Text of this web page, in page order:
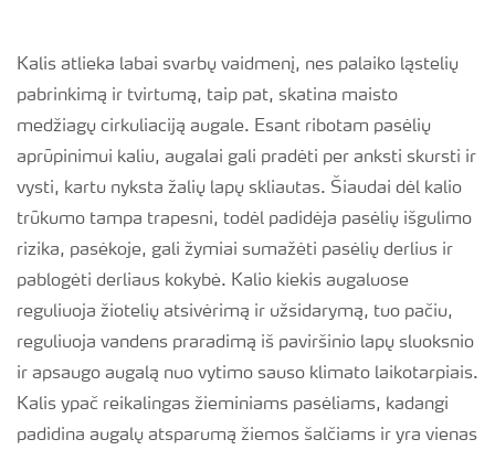
Kalis atlieka labai svarbų vaidmenį, nes palaiko ląstelių
pabrinkimą ir tvirtumą, taip pat, skatina maisto
medžiagų cirkuliaciją augale. Esant ribotam pasėlių
aprūpinimui kaliu, augalai gali pradėti per anksti skursti ir
vysti, kartu nyksta žalių lapų skliautas. Šiaudai dėl kalio
trūkumo tampa trapesni, todėl padidėja pasėlių išgulimo
rizika, pasėkoje, gali žymiai sumažėti pasėlių derlius ir
pablogėti derliaus kokybė. Kalio kiekis augaluose
reguliuoja žiotelių atsivėrimą ir užsidarymą, tuo pačiu,
reguliuoja vandens praradimą iš paviršinio lapų sluoksnio
ir apsaugo augalą nuo vytimo sauso klimato laikotarpiais.
Kalis ypač reikalingas žieminiams pasėliams, kadangi
padidina augalų atsparumą žiemos šalčiams ir yra vienas